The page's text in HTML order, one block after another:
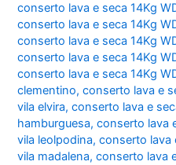
conserto lava e seca 14Kg
conserto lava e seca 14Kg
conserto lava e seca 14Kg
conserto lava e seca 14Kg
conserto lava e seca 14Kg
clementino,conserto lava e
vila elvira,conserto lava e
hamburguesa,conserto lava
vila leolpodina,conserto lava
vila madalena,conserto lava